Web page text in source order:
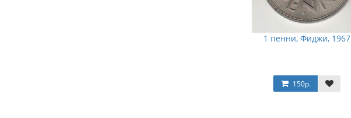
1 пенни, Фиджи, 1967
150р.